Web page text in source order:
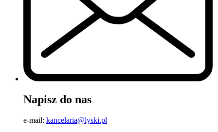
Napisz do nas
e-mail: kancelaria@lyski.pl